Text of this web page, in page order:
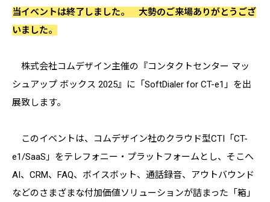
当イベントは終了しました。 大勢のご来場ありがとうござ
いました。
株式会社コムデザイン主催の『コンタクトセンター マッ
シュアップ ボックス 2025』に「SoftDialer for CT-e1」を出
展致します。
このイベントは、コムデザイン社のクラウド型CTI「CT-
e1/SaaS」をテレフォニー・プラットフォームとし、そこへ
AI、CRM、FAQ、ボイスボット、通話録音、アウトバウンド
などのさまざまな付加価値ソリューションが詰まった「箱」